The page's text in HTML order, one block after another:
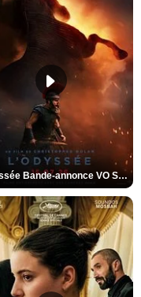
L'Odyssée Bande-annonce VO STFR